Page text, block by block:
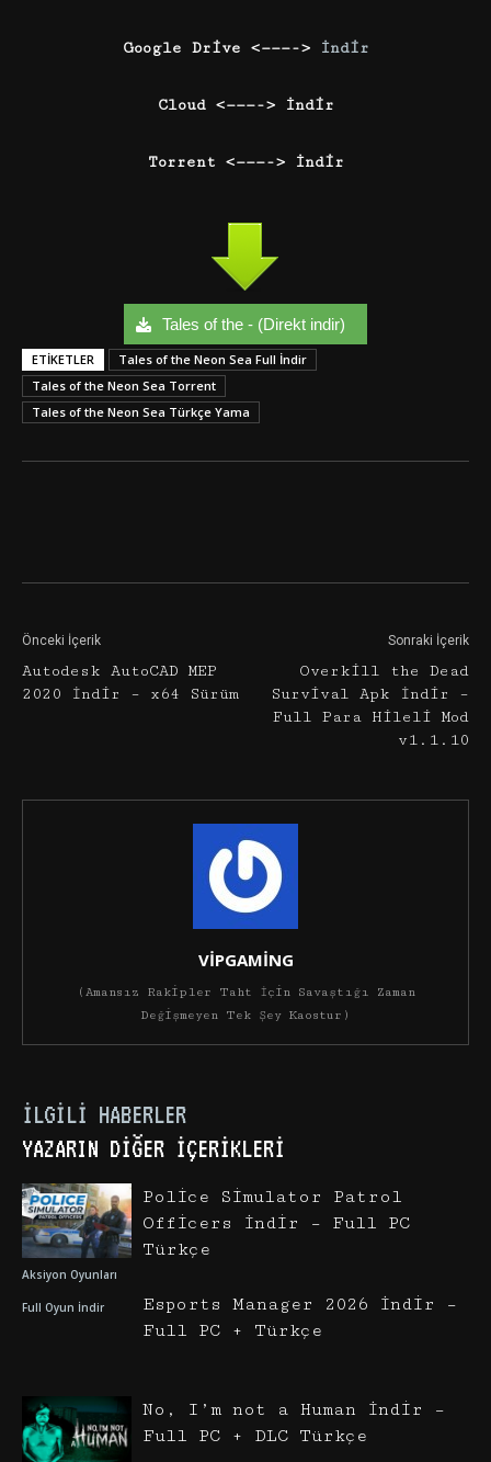
Google Drive <———-> İndir
Cloud <———-> İndir
Torrent <———-> İndir
Tales of the - (Direkt indir)
ETIKETLER
Tales of the Neon Sea Full İndir
Tales of the Neon Sea Torrent
Tales of the Neon Sea Türkçe Yama
Önceki İçerik
Autodesk AutoCAD MEP
2020 İndir – x64 Sürüm
Sonraki İçerik
Overkill the Dead
Survival Apk İndir –
Full Para Hileli Mod
v1.1.10
VİPGAMİNG
(Amansız Rakipler Taht İçin Savaştığı Zaman
Değişmeyen Tek Şey Kaostur)
İLGILI HABERLER
YAZARIN DIĞER İÇERIKLERI
Aksiyon Oyunları
Police Simulator Patrol
Officers İndir – Full PC
Türkçe
Full Oyun İndir
Esports Manager 2026 İndir –
Full PC + Türkçe
No, I’m not a Human İndir –
Full PC + DLC Türkçe